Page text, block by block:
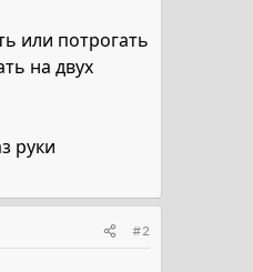
или потрогать
на двух
руки
#2